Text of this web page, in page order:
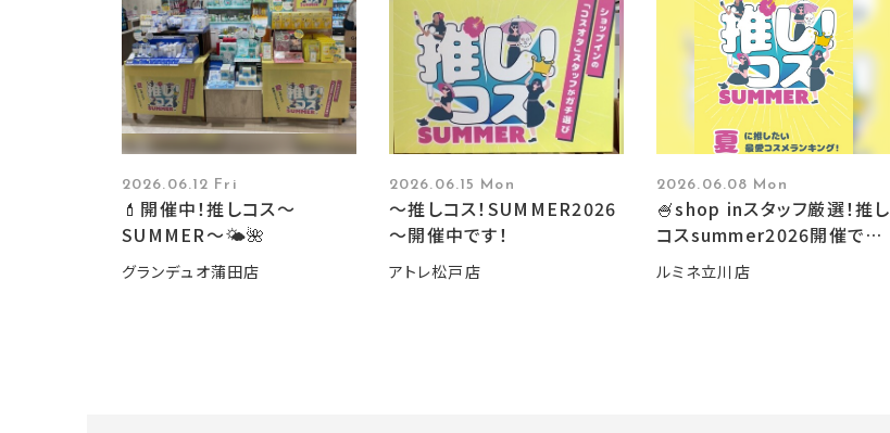
2026.06.12 Fri
💄開催中！推しコス〜
SUMMER〜🌤️🌺
グランデュオ蒲田店
2026.06.15 Mon
～推しコス！SUMMER2026
～開催中です！
アトレ松戸店
2026.06.08 Mon
🍧shop inスタッフ厳選！推し
コスsummer2026開催です
🍧
ルミネ立川店